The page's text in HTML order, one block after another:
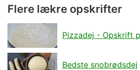
Flere lækre opskrifter
Pizzadej - Opskrift
Bedste snobrødsdej